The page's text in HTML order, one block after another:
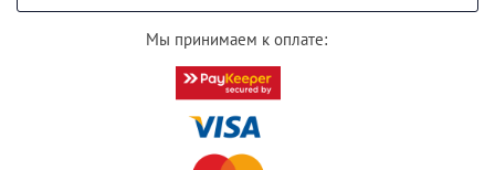
Мы принимаем к оплате: